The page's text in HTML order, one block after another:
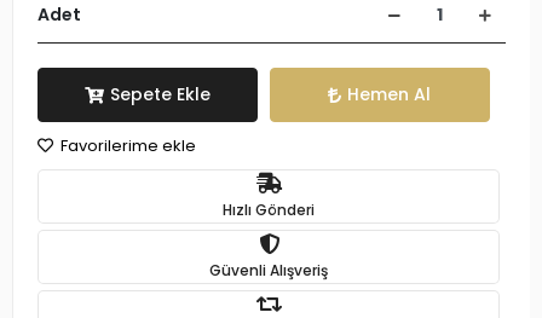
Adet
Sepete Ekle Hemen Al
Favorilerime ekle
Hızlı Gönderi
Güvenli Alışveriş